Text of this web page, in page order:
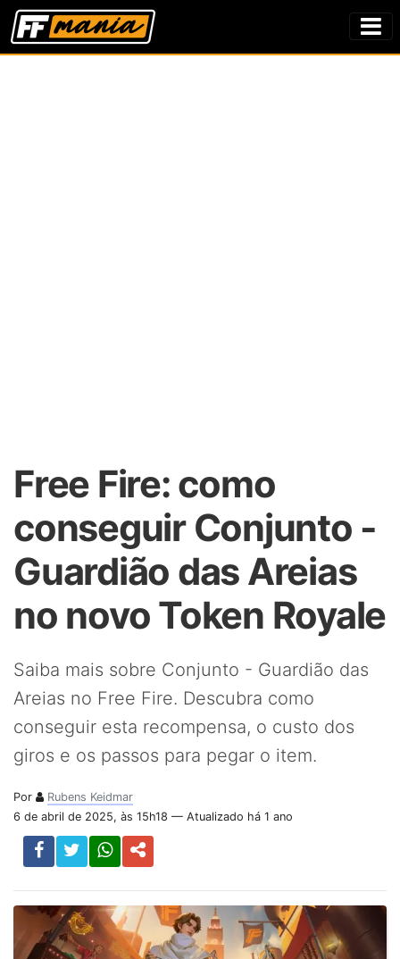
Free Fire: como
conseguir Conjunto -
Guardião das Areias
no novo Token Royale
Saiba mais sobre Conjunto - Guardião das
Areias no Free Fire. Descubra como
conseguir esta recompensa, o custo dos
giros e os passos para pegar o item.
Por
Rubens Keidmar
6 de abril de 2025, às 15h18 — Atualizado há 1 ano